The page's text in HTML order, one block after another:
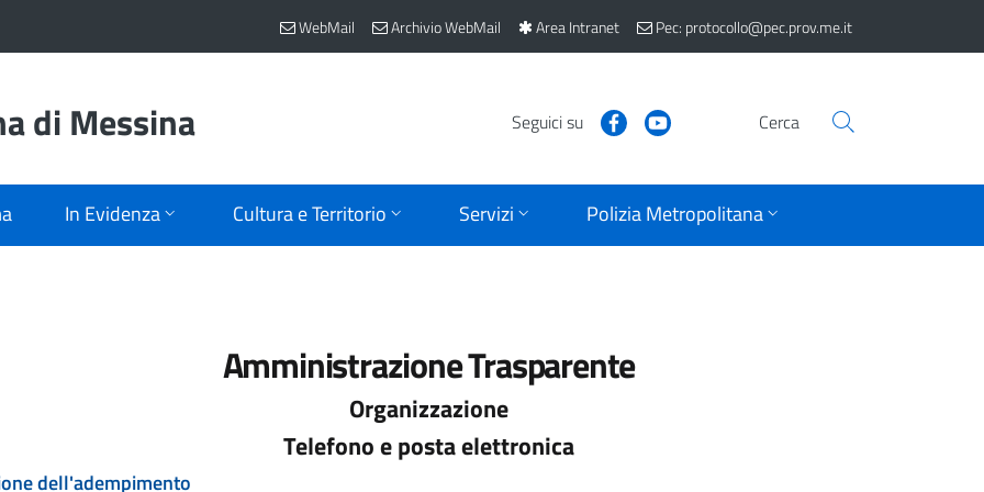
WebMail Archivio WebMail Area Intranet Pec: protocollo@pec.prov.me.it
di Messina Seguici su Cerca
In Evidenza Cultura e Territorio Servizi Polizia Metropolitana
Amministrazione Trasparente
Organizzazione
Telefono e posta elettronica
dell'adempimento